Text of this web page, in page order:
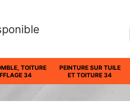
TOITURE
34
PEINTURE SUR TUILE
ET TOITURE 34